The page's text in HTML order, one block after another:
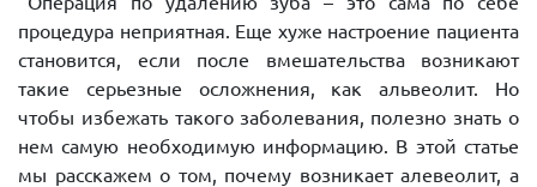
процедура неприятная. Еще хуже настроение пациента
становится, если после вмешательства возникают
такие серьезные осложнения, как альвеолит. Но
чтобы избежать такого заболевания, полезно знать о
нем самую необходимую информацию. В этой статье
мы расскажем о том, почему возникает алевеолит, а